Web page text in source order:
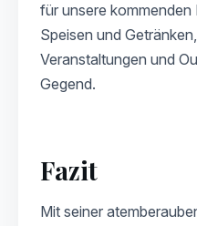
für unsere kommenden
Speisen und
Veranstaltungen und
Gegend.
Fazit
Mit seiner